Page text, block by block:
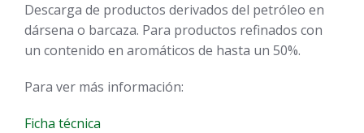
Descarga de productos derivados del petróleo en
dársena o barcaza. Para productos refinados con
un contenido en aromáticos de hasta un 50%.
Para ver más información:
Ficha técnica